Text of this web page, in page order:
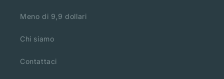
Meno di 9,9 dollari
Chi siamo
Contattaci